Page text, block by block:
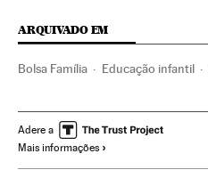
ARQUIVADO EM
Bolsa Família Educação infantil
Pobreza Brasil Governo Brasil
América do Sul
Adere a
Mais informações